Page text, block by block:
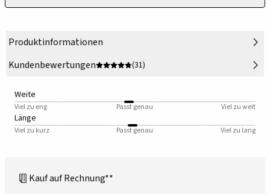
Produktinformationen
Kundenbewertungen
(31)
Weite
Viel zu eng Passt genau Viel zu weit
Länge
Viel zu kurz Passt genau Viel zu lang
Kauf auf Rechnung**